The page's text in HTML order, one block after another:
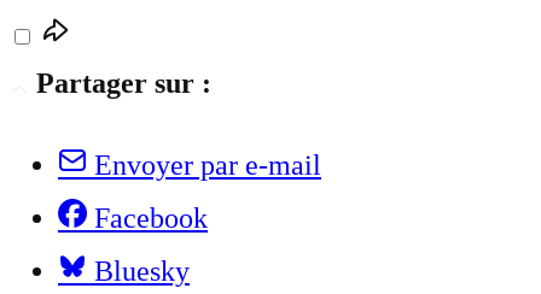
Partager sur :
Envoyer par e-mail
Facebook
Bluesky